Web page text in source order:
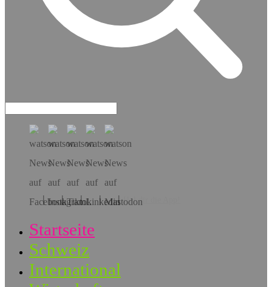
Hol dir die App!
Startseite
Schweiz
International